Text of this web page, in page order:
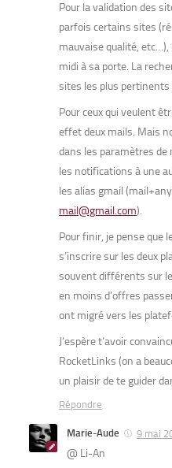
Pour la validation des
parfois certains sites
mauvaise qualité,
midi à sa porte. La
sites les plus pertinents
Pour ceux qui veulent
effet deux mails. Mais
dans les paramètres de
les notifications à une
les alias gmail
mail@gmail.com).
Pour finir, je pense que
s’inscrire sur les deux
souvent différents sur
en moins d’offres
ont migré vers les
J’espère t’avoir
RocketLinks (on a
un plaisir de te guider
Répondre
Marie-Aude 9 mai
@ Li-An